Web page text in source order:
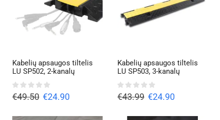
Kabelių apsaugos tiltelis
LU SP502, 2-kanalų
€49.50 €24.90
Kabelių apsaugos tiltelis
LU SP503, 3-kanalų
€43.99 €24.90